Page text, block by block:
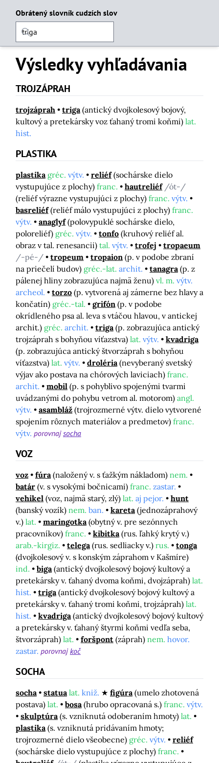
Obrátený slovník cudzích slov
Výsledky vyhľadávania
TROJZÁPRAH
trojzáprah triga (antický dvojkolesový bojový,
kultový a pretekársky voz ťahaný tromi koňmi) lat.
hist.
PLASTIKA
plastika gréc. výtv. reliéf (sochárske dielo
vystupujúce z plochy) franc. hautreliéf /ót-/
(reliéf výrazne vystupujúci z plochy) franc. výtv.
basreliéf (reliéf málo vystupujúci z plochy) franc.
výtv.
anaglyf (polovypuklé sochárske dielo,
poloreliéf) gréc. výtv. tonfo (kruhový reliéf al.
obraz v tal. renesancii) tal. výtv. trofej
tropaeum
/-pé-/
tropeum tropaion (p. v podobe zbraní
na priečelí budov) gréc.-lat. archit. tanagra (p. z
pálenej hliny zobrazujúca najmä ženu) vl. m. výtv.
archeol.
torzo (p. vytvorená aj zámerne bez hlavy a
končatín) gréc.-tal. grifón (p. v podobe
okrídleného psa al. leva s vtáčou hlavou, v antickej
archit.) gréc. archit. triga (p. zobrazujúca antický
trojzáprah s bohyňou víťazstva) lat. výtv.
kvadriga
(p. zobrazujúca antický štvorzáprah s bohyňou
víťazstva) lat. výtv. droléria (nevyberaný svetský
výjav ako postava na chórových laviciach) franc.
archit.
mobil (p. s pohyblivo spojenými tvarmi
uvádzanými do pohybu vetrom al. motorom) angl.
výtv.
asambláž (trojrozmerné výtv. dielo vytvorené
spojením rôznych materiálov a predmetov) franc.
výtv. porovnajsocha
VOZ
voz fúra (naložený v. s ťažkým nákladom) nem.
batár (v. s vysokými bočnicami) franc. zastar.
vehikel (voz, najmä starý, zlý) lat. aj pejor.
hunt
(banský vozík) nem. ban. kareta (jednozáprahový
v.) lat. maringotka (obytný v. pre sezónnych
pracovníkov) franc. kibitka (rus. ľahký krytý v.)
arab.-kirgiz.
telega (rus. sedliacky v.) rus.
tonga
(dvojkolesový v. s konským záprahom v Kašmíre)
ind.
biga (antický dvojkolesový bojový kultový a
pretekársky v. ťahaný dvoma koňmi, dvojzáprah) lat.
hist.
triga (antický dvojkolesový bojový kultový a
pretekársky v. ťahaný tromi koňmi, trojzáprah) lat.
hist.
kvadriga (antický dvojkolesový bojový kultový
a pretekársky v. ťahaný štyrmi koňmi vedľa seba,
štvorzáprah) lat. foršpont (záprah) nem. hovor.
zastar. porovnajkoč
SOCHA
socha statua lat. kniž. figúra (umelo zhotovená
postava) lat. bosa (hrubo opracovaná s.) franc. výtv.
skulptúra (s. vzniknutá odoberaním hmoty) lat.
plastika (s. vzniknutá pridávaním hmoty;
trojrozmerné dielo všeobecne) gréc. výtv.
reliéf
(sochárske dielo vystupujúce z plochy) franc.